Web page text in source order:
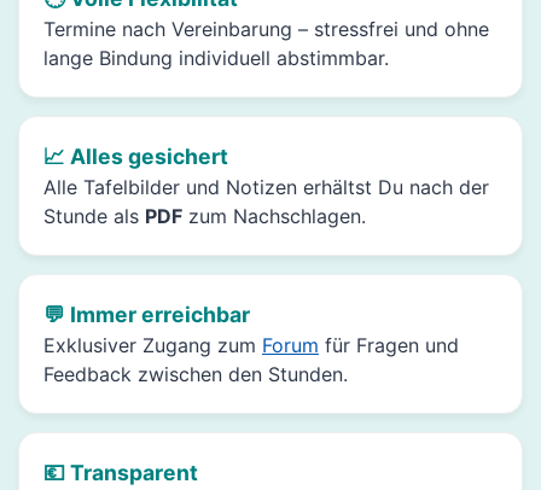
Termine nach Vereinbarung – stressfrei und ohne
lange Bindung individuell abstimmbar.
📈 Alles gesichert
Alle Tafelbilder und Notizen erhältst Du nach der
Stunde als PDF zum Nachschlagen.
💬 Immer erreichbar
Exklusiver Zugang zum Forum für Fragen und
Feedback zwischen den Stunden.
💶 Transparent